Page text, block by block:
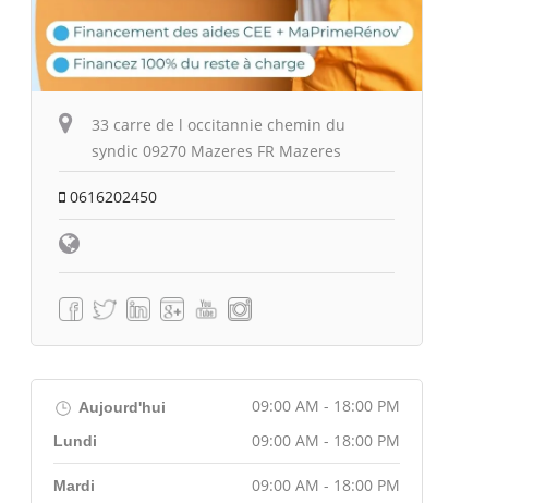
33 carre de l occitannie chemin du
syndic 09270 Mazeres FR Mazeres
0616202450
Aujourd'hui 09:00 AM - 18:00 PM
Lundi 09:00 AM - 18:00 PM
Mardi 09:00 AM - 18:00 PM